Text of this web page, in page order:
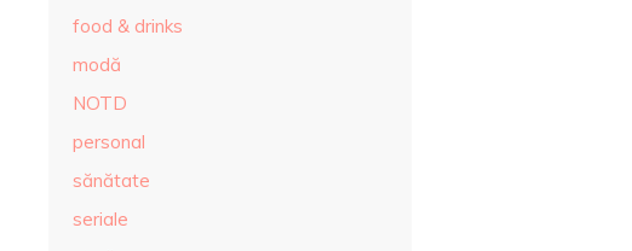
food & drinks
modă
NOTD
personal
sănătate
seriale